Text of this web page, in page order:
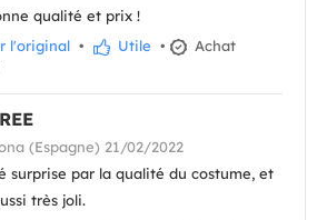
qualité et prix !
l'original • Utile •
Achat
(Espagne) 21/02/2022
surprise par la qualité du costume, et
très joli.